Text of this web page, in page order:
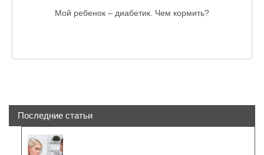
Мой ребенок – диабетик. Чем кормить?
Последние статьи